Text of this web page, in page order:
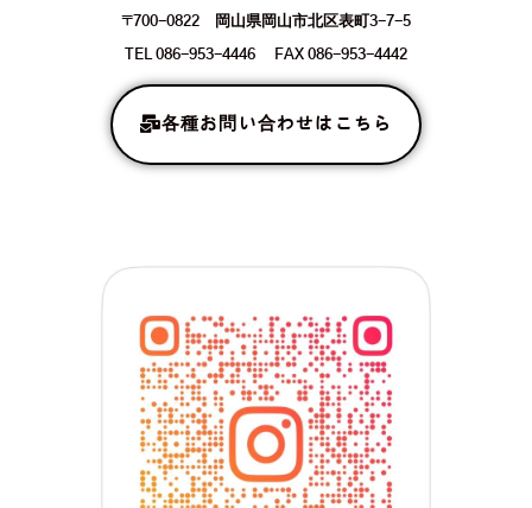
〒700-0822 岡山県岡山市北区表町3-7-5
TEL 086-953-4446 FAX 086-953-4442
各種お問い合わせはこちら